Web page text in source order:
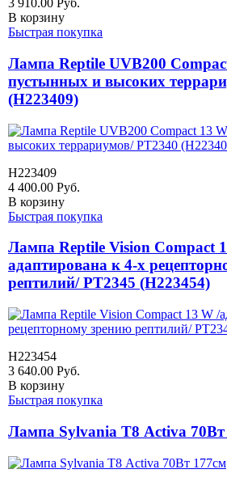
3 910.00 Руб.
В корзину
Быстрая покупка
Лампа Reptile UVB200
пустынных и высоких
(H223409)
H223409
4 400.00 Руб.
В корзину
Быстрая покупка
Лампа Reptile Vision Compact
адаптирована к 4-х
рептилий/ PT2345 (H223454)
H223454
3 640.00 Руб.
В корзину
Быстрая покупка
Лампа Sylvania Т8 Activa 70Вт